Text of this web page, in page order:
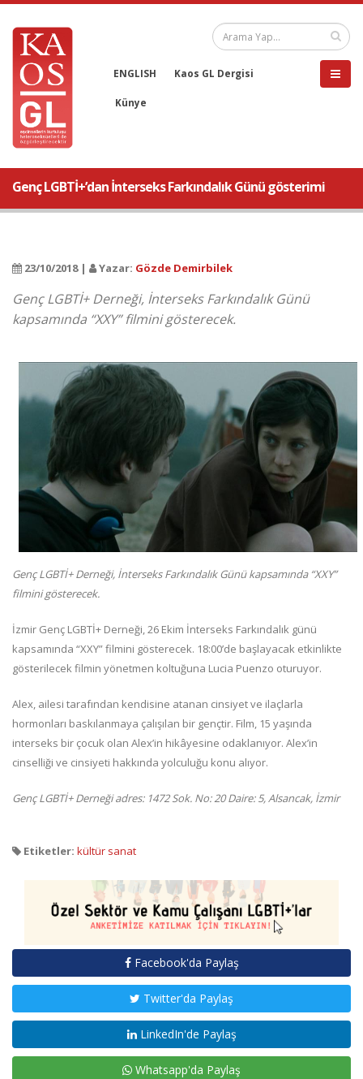
ENGLISH Kaos GL Dergisi
Künye
Genç LGBTİ+’dan İnterseks Farkındalık Günü gösterimi
23/10/2018 | Yazar: Gözde Demirbilek
Genç LGBTİ+ Derneği, İnterseks Farkındalık Günü
kapsamında “XXY” filmini gösterecek.
Genç LGBTİ+ Derneği, İnterseks Farkındalık Günü kapsamında “XXY”
filmini gösterecek.
İzmir Genç LGBTİ+ Derneği, 26 Ekim İnterseks Farkındalık günü
kapsamında “XXY” filmini gösterecek. 18:00’de başlayacak etkinlikte
gösterilecek filmin yönetmen koltuğuna Lucia Puenzo oturuyor.
Alex, ailesi tarafından kendisine atanan cinsiyet ve ilaçlarla
hormonları baskılanmaya çalışılan bir gençtir. Film, 15 yaşında
interseks bir çocuk olan Alex’in hikâyesine odaklanıyor. Alex’in
cinselliği ve cinsiyeti hakkında yolculuğu konu alıyor.
Genç LGBTİ+ Derneği adres: 1472 Sok. No: 20 Daire: 5, Alsancak, İzmir
Etiketler: kültür sanat
Facebook'da Paylaş
Twitter'da Paylaş
LinkedIn'de Paylaş
Whatsapp'da Paylaş